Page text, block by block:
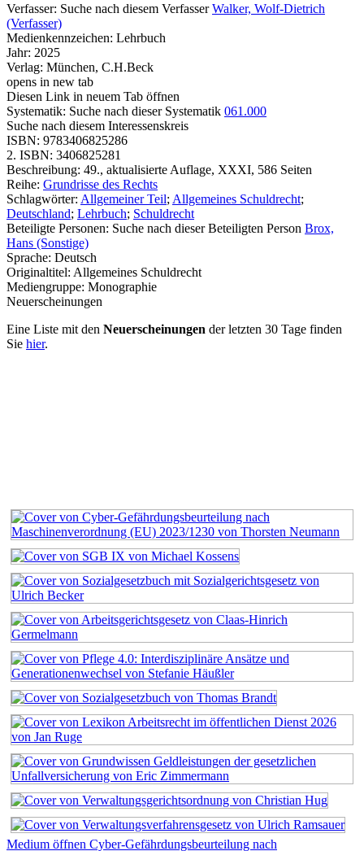
Verfasser: Suche nach diesem Verfasser Walker, Wolf-Dietrich
(Verfasser)
Medienkennzeichen: Lehrbuch
Jahr: 2025
Verlag: München, C.H.Beck
opens in new tab
Diesen Link in neuem Tab öffnen
Systematik: Suche nach dieser Systematik 061.000
Suche nach diesem Interessenskreis
ISBN: 9783406825286
2. ISBN: 3406825281
Beschreibung: 49., aktualisierte Auflage, XXXI, 586 Seiten
Reihe: Grundrisse des Rechts
Schlagwörter: Allgemeiner Teil; Allgemeines Schuldrecht;
Deutschland; Lehrbuch; Schuldrecht
Beteiligte Personen: Suche nach dieser Beteiligten Person Brox,
Hans (Sonstige)
Sprache: Deutsch
Originaltitel: Allgemeines Schuldrecht
Mediengruppe: Monographie
Neuerscheinungen
Eine Liste mit den Neuerscheinungen der letzten 30 Tage finden
Sie hier.
Medium öffnen Cyber-Gefährdungsbeurteilung nach